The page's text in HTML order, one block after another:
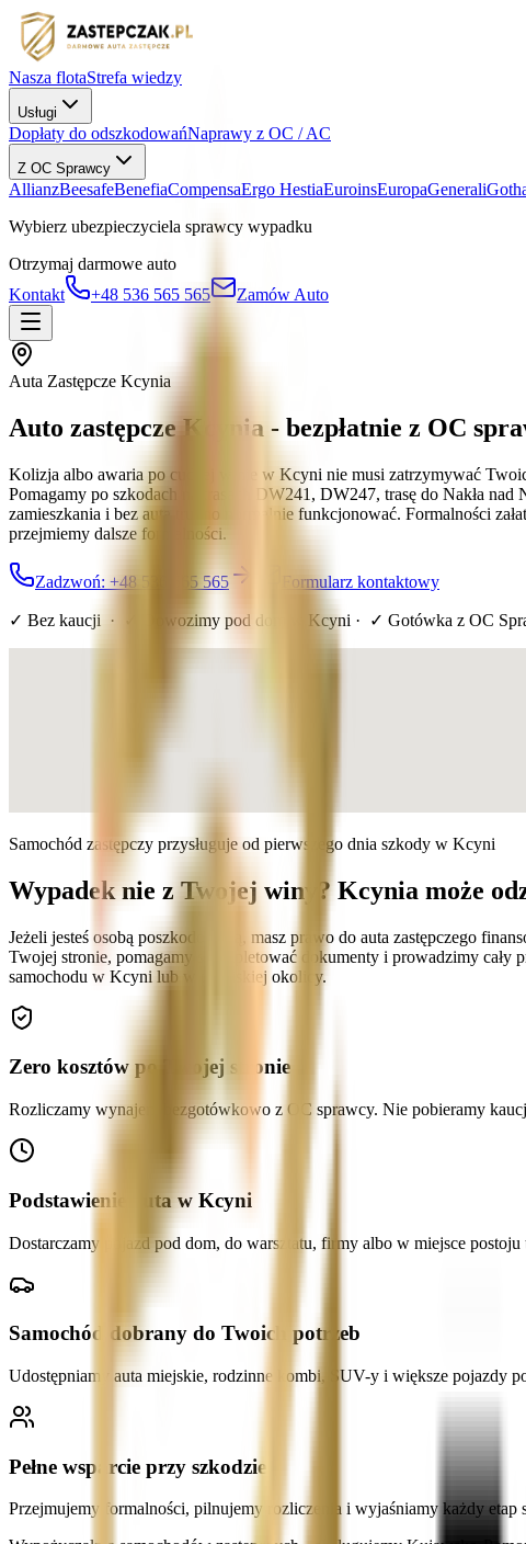
Nasza flotaStrefa wiedzy
Usługi
Dopłaty do odszkodowańNaprawy z OC / AC
Z OC Sprawcy
AllianzBeesafeBenefiaCompensaErgo HestiaEuroinsEuropaGenerali
Wybierz ubezpieczyciela sprawcy wypadku
Otrzymaj darmowe auto
Kontakt
+48 536 565 565 Zamów Auto
Auta Zastępcze Kcynia
Auto zastępcze Kcynia - bezpłatnie z OC
Kolizja albo awaria po cudzej winie w Kcyni nie musi zatrzymywać
Pomagamy po szkodach na trasach DW241, DW247, trasę do Nakła
zamieszkania i bez auta trudno normalnie funkcjonować. Formalności
przejmiemy dalsze formalności.
Zadzwoń: +48 536 565 565 Formularz kontaktowy
✓ Bez kaucji · ✓ Dowozimy pod dom w Kcyni · ✓ Gotówka z OC
Samochód zastępczy przysługuje od pierwszego dnia szkody w Kcyni
Wypadek nie z Twojej winy? Kcynia może
Jeżeli jesteś osobą poszkodowaną, masz prawo do auta zastępczego
Twojej stronie, pomagamy skompletować dokumenty i prowadzimy cały
samochodu w Kcyni lub w pobliskiej okolicy.
Zero kosztów po Twojej stronie
Rozliczamy wynajem bezgotówkowo z OC sprawcy. Nie pobieramy
Podstawienie auta w Kcyni
Dostarczamy pojazd pod dom, do warsztatu, firmy albo w miejsce
Samochód dobrany do Twoich potrzeb
Udostępniamy auta miejskie, rodzinne kombi, SUV-y i większe pojazdy
Pełne wsparcie przy szkodzie
Przejmujemy formalności, pilnujemy rozliczenia i wyjaśniamy każdy